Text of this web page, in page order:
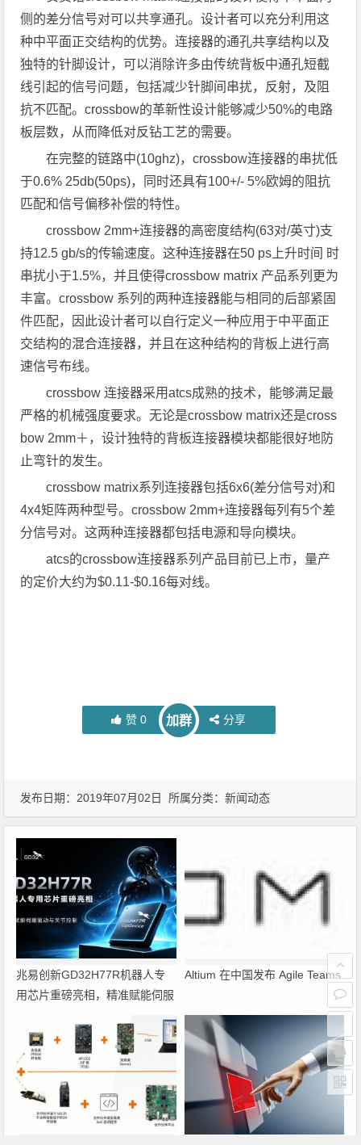
侧的差分信号对可以共享通孔。设计者可以充分利用这
种中平面正交结构的优势。连接器的通孔共享结构以及
独特的针脚设计，可以消除许多由传统背板中通孔短截
线引起的信号问题，包括减少针脚间串扰，反射，及阻
抗不匹配。crossbow的革新性设计能够减少50%的电路
板层数，从而降低对反钻工艺的需要。
在完整的链路中(10ghz)，crossbow连接器的串扰低
于0.6% 25db(50ps)，同时还具有100+/- 5%欧姆的阻抗
匹配和信号偏移补偿的特性。
crossbow 2mm+连接器的高密度结构(63对/英寸)支
持12.5 gb/s的传输速度。这种连接器在50 ps上升时间 时
串扰小于1.5%，并且使得crossbow matrix 产品系列更为
丰富。crossbow 系列的两种连接器能与相同的后部紧固
件匹配，因此设计者可以自行定义一种应用于中平面正
交结构的混合连接器，并且在这种结构的背板上进行高
速信号布线。
crossbow 连接器采用atcs成熟的技术，能够满足最
严格的机械强度要求。无论是crossbow matrix还是cross
bow 2mm＋，设计独特的背板连接器模块都能很好地防
止弯针的发生。
crossbow matrix系列连接器包括6x6(差分信号对)和
4x4矩阵两种型号。crossbow 2mm+连接器每列有5个差
分信号对。这两种连接器都包括电源和导向模块。
atcs的crossbow连接器系列产品目前已上市，量产
的定价大约为$0.11-$0.16每对线。
赞 0 加群 分享
发布日期：2019年07月02日 所属分类：新闻动态
兆易创新GD32H77R机器人专
用芯片重磅亮相，精准赋能伺服
Altium 在中国发布 Agile Teams